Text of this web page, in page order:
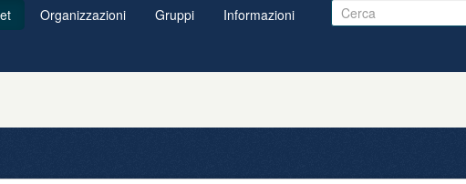
Organizzazioni Gruppi Informazioni